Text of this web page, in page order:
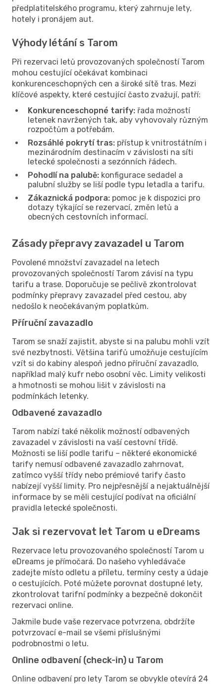
předplatitelského programu, který zahrnuje lety,
hotely i pronájem aut.
Výhody létání s Tarom
Při rezervaci letů provozovaných společností Tarom
mohou cestující očekávat kombinaci
konkurenceschopných cen a široké sítě tras. Mezi
klíčové aspekty, které cestující často zvažují, patří:
Konkurenceschopné tarify: řada možností
letenek navržených tak, aby vyhovovaly různým
rozpočtům a potřebám.
Rozsáhlé pokrytí tras: přístup k vnitrostátním i
mezinárodním destinacím v závislosti na síti
letecké společnosti a sezónních řádech.
Pohodlí na palubě: konfigurace sedadel a
palubní služby se liší podle typu letadla a tarifu.
Zákaznická podpora: pomoc je k dispozici pro
dotazy týkající se rezervací, změn letů a
obecných cestovních informací.
Zásady přepravy zavazadel u Tarom
Povolené množství zavazadel na letech
provozovaných společností Tarom závisí na typu
tarifu a trase. Doporučuje se pečlivě zkontrolovat
podmínky přepravy zavazadel před cestou, aby
nedošlo k neočekávaným poplatkům.
Příruční zavazadlo
Tarom se snaží zajistit, abyste si na palubu mohli vzít
své nezbytnosti. Většina tarifů umožňuje cestujícím
vzít si do kabiny alespoň jedno příruční zavazadlo,
například malý kufr nebo osobní věc. Limity velikosti
a hmotnosti se mohou lišit v závislosti na
podmínkách letenky.
Odbavené zavazadlo
Tarom nabízí také několik možností odbavených
zavazadel v závislosti na vaší cestovní třídě.
Možnosti se liší podle tarifu – některé ekonomické
tarify nemusí odbavené zavazadlo zahrnovat,
zatímco vyšší třídy nebo prémiové tarify často
nabízejí vyšší limity. Pro nejpřesnější a nejaktuálnější
informace by se měli cestující podívat na oficiální
pravidla letecké společnosti.
Jak si rezervovat let Tarom u eDreams
Rezervace letu provozovaného společností Tarom u
eDreams je přímočará. Do našeho vyhledávače
zadejte místo odletu a příletu, termíny cesty a údaje
o cestujících. Poté můžete porovnat dostupné lety,
zkontrolovat tarifní podmínky a bezpečně dokončit
rezervaci online.
Jakmile bude vaše rezervace potvrzena, obdržíte
potvrzovací e-mail se všemi příslušnými
podrobnostmi o letu.
Online odbavení (check-in) u Tarom
Online odbavení pro lety Tarom se obvykle otevírá 24